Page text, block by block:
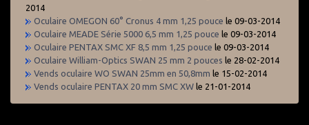
2014
Oculaire OMEGON 60° Cronus 4 mm 1,25 pouce le 09-03-2014
Oculaire MEADE Série 5000 6,5 mm 1,25 pouce le 09-03-2014
Oculaire PENTAX SMC XF 8,5 mm 1,25 pouce le 09-03-2014
Oculaire William-Optics SWAN 25 mm 2 pouces le 28-02-2014
Vends oculaire WO SWAN 25mm en 50,8mm le 15-02-2014
Vends oculaire PENTAX 20 mm SMC XW le 21-01-2014